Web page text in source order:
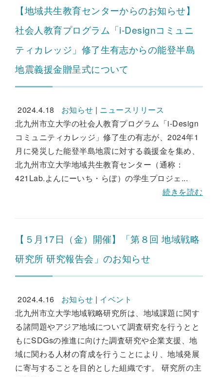
【地域共生教育センターからのお知らせ】
社会人教育プログラム「i-Designコミュニ
ティカレッジ」修了生有志からの能登半島
地震義援金贈呈式について
2024.4.18 お知らせ | ニュースリリース
北九州市立大学の社会人教育プログラム「i-Design
コミュニティカレッジ」修了生の有志が、2024年1
月に発災した能登半島地震に対する義援金を集め、
北九州市立大学地域共生教育センター（通称：
421Lab.よんにーいち・らぼ）の学生プロジェ...
続きを読む
【５月17日（金）開催】「第８回 地域戦略
研究所 研究報告会」のお知らせ
2024.4.16 お知らせ | イベント
北九州市立大学地域戦略研究所は、地域課題に関す
る諸問題やアジア地域について調査研究を行うとと
もにSDGsの推進に向けた調査研究や企業支援、地
域に関わる人材の育成を行うことにより、地域発展
に寄与することを目的とした組織です。 研究所の主